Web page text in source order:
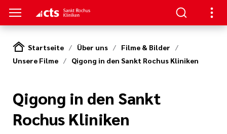
& GÄSTE
bei uns
den Sankt
Startseite Über uns
Filme & Bilder
Unsere Filme
Qigong in den Sankt Rochus Kliniken
Qigong in den Sankt
Rochus Kliniken